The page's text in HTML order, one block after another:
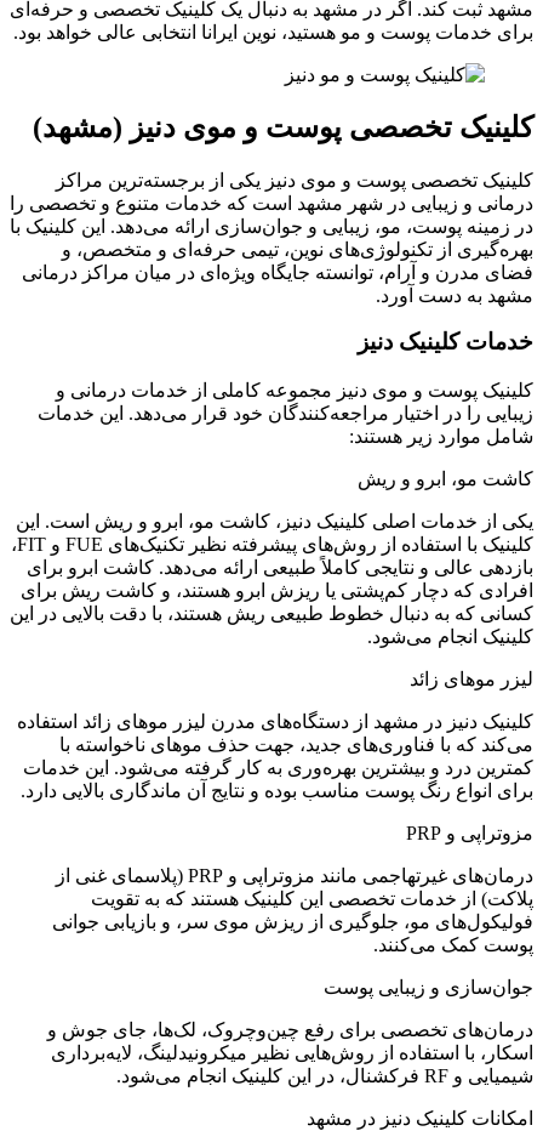
مشهد ثبت کند. اگر در مشهد به دنبال یک کلینیک تخصصی و حرفه‌ای
برای خدمات پوست و مو هستید، نوین ایرانا انتخابی عالی خواهد بود.
کلینیک تخصصی پوست و موی دنیز (مشهد)
کلینیک تخصصی پوست و موی دنیز یکی از برجسته‌ترین مراکز
درمانی و زیبایی در شهر مشهد است که خدمات متنوع و تخصصی را
در زمینه پوست، مو، زیبایی و جوان‌سازی ارائه می‌دهد. این کلینیک با
بهره‌گیری از تکنولوژی‌های نوین، تیمی حرفه‌ای و متخصص، و
فضای مدرن و آرام، توانسته جایگاه ویژه‌ای در میان مراکز درمانی
مشهد به دست آورد.
خدمات کلینیک دنیز
کلینیک پوست و موی دنیز مجموعه کاملی از خدمات درمانی و
زیبایی را در اختیار مراجعه‌کنندگان خود قرار می‌دهد. این خدمات
شامل موارد زیر هستند:
کاشت مو، ابرو و ریش
یکی از خدمات اصلی کلینیک دنیز، کاشت مو، ابرو و ریش است. این
کلینیک با استفاده از روش‌های پیشرفته نظیر تکنیک‌های FUE و FIT،
بازدهی عالی و نتایجی کاملاً طبیعی ارائه می‌دهد. کاشت ابرو برای
افرادی که دچار کم‌پشتی یا ریزش ابرو هستند، و کاشت ریش برای
کسانی که به دنبال خطوط طبیعی ریش هستند، با دقت بالایی در این
کلینیک انجام می‌شود.
لیزر موهای زائد
کلینیک دنیز در مشهد از دستگاه‌های مدرن لیزر موهای زائد استفاده
می‌کند که با فناوری‌های جدید، جهت حذف موهای ناخواسته با
کمترین درد و بیشترین بهره‌وری به کار گرفته می‌شود. این خدمات
برای انواع رنگ پوست مناسب بوده و نتایج آن ماندگاری بالایی دارد.
مزوتراپی و PRP
درمان‌های غیرتهاجمی مانند مزوتراپی و PRP (پلاسمای غنی از
پلاکت) از خدمات تخصصی این کلینیک هستند که به تقویت
فولیکول‌های مو، جلوگیری از ریزش موی سر، و بازیابی جوانی
پوست کمک می‌کنند.
جوان‌سازی و زیبایی پوست
درمان‌های تخصصی برای رفع چین‌وچروک، لک‌ها، جای جوش و
اسکار، با استفاده از روش‌هایی نظیر میکرونیدلینگ، لایه‌برداری
شیمیایی و RF فرکشنال، در این کلینیک انجام می‌شود.
امکانات کلینیک دنیز در مشهد